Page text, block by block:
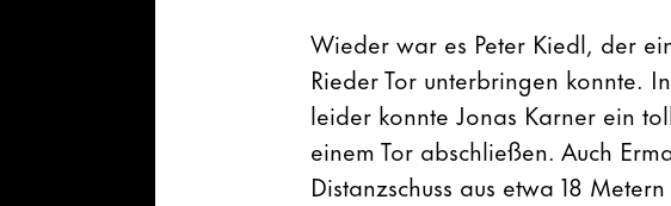
Wieder war es Peter Kiedl, der
Rieder Tor unterbringen konnte.
leider konnte Jonas Karner ein
einem Tor abschließen. Auch
Distanzschuss aus etwa 18